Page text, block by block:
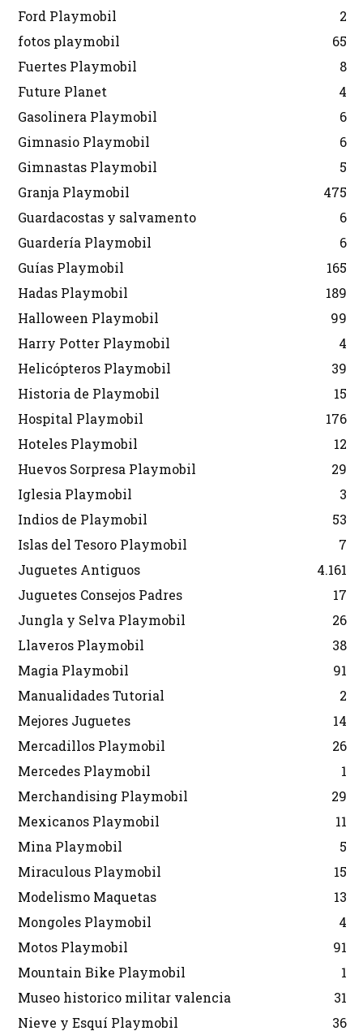
Ford Playmobil
2
fotos playmobil
65
Fuertes Playmobil
8
Future Planet
4
Gasolinera Playmobil
6
Gimnasio Playmobil
6
Gimnastas Playmobil
5
Granja Playmobil
475
Guardacostas y salvamento
6
Guardería Playmobil
6
Guías Playmobil
165
Hadas Playmobil
189
Halloween Playmobil
99
Harry Potter Playmobil
4
Helicópteros Playmobil
39
Historia de Playmobil
15
Hospital Playmobil
176
Hoteles Playmobil
12
Huevos Sorpresa Playmobil
29
Iglesia Playmobil
3
Indios de Playmobil
53
Islas del Tesoro Playmobil
7
Juguetes Antiguos
4.161
Juguetes Consejos Padres
17
Jungla y Selva Playmobil
26
Llaveros Playmobil
38
Magia Playmobil
91
Manualidades Tutorial
2
Mejores Juguetes
14
Mercadillos Playmobil
26
Mercedes Playmobil
1
Merchandising Playmobil
29
Mexicanos Playmobil
11
Mina Playmobil
5
Miraculous Playmobil
15
Modelismo Maquetas
13
Mongoles Playmobil
4
Motos Playmobil
91
Mountain Bike Playmobil
1
Museo historico militar valencia
31
Nieve y Esquí Playmobil
36